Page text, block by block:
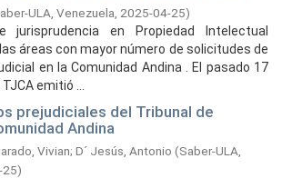
ULA, Venezuela, 2025-04-25)
jurisprudencia en Propiedad Intelectual
áreas con mayor número de solicitudes de
en la Comunidad Andina . El pasado 17
emitió ...
prejudiciales del Tribunal de
Andina
Vivian; D´ Jesús, Antonio (Saber-ULA,
25)